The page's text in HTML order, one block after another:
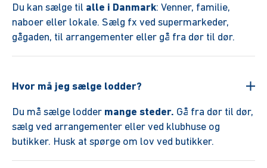
Du kan sælge til alle i Danmark: Venner, familie,
naboer eller lokale. Sælg fx ved supermarkeder,
gågaden, til arrangementer eller gå fra dør til dør.
Hvor må jeg sælge lodder?
Du må sælge lodder mange steder. Gå fra dør til dør,
sælg ved arrangementer eller ved klubhuse og
butikker. Husk at spørge om lov ved butikker.